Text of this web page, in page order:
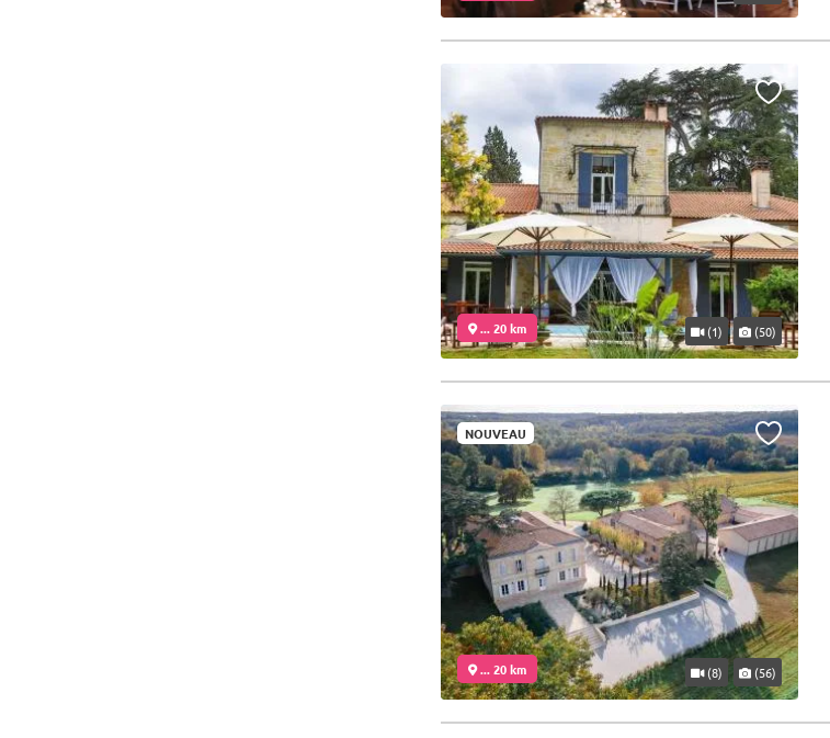
... 20 km (1) (50)
NOUVEAU
... 20 km (8) (56)